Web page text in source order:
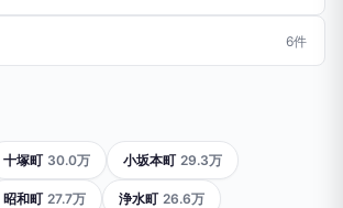
6件
十塚町 30.0万 小坂本町 29.3万
昭和町 27.7万 浄水町 26.6万